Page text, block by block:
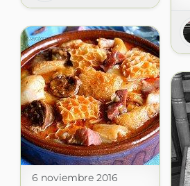
6 noviembre 2016